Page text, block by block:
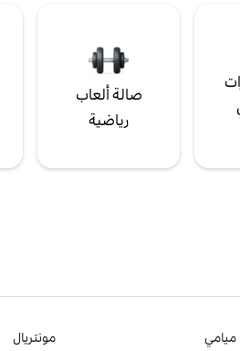
صالة ألعاب
رياضية
ميامي
مونتريال